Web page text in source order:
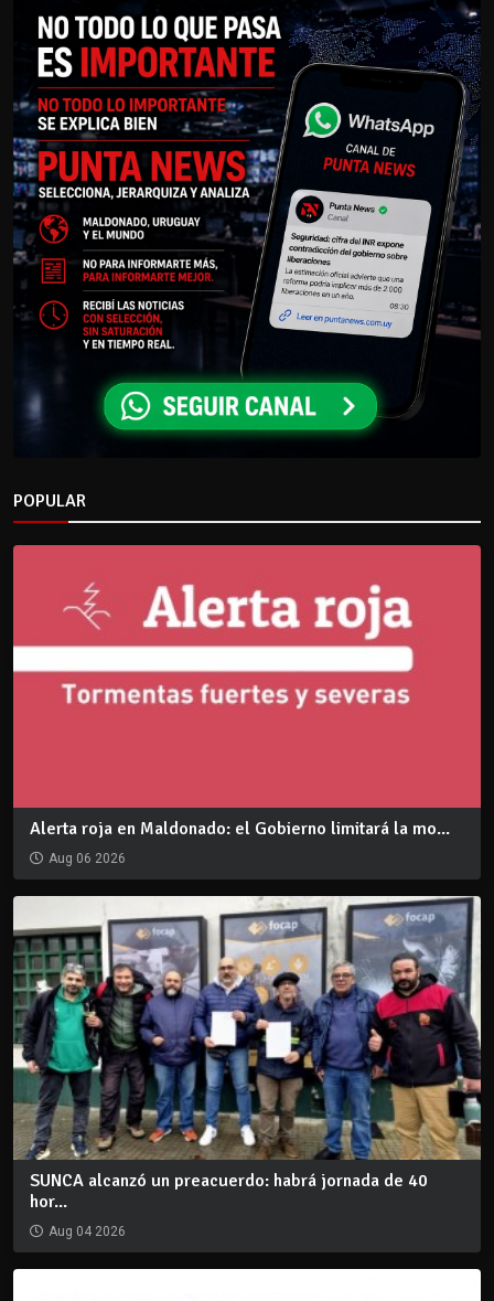
POPULAR
Alerta roja en Maldonado: el Gobierno limitará la mo...
Aug 06 2026
SUNCA alcanzó un preacuerdo: habrá jornada de 40
hor...
Aug 04 2026